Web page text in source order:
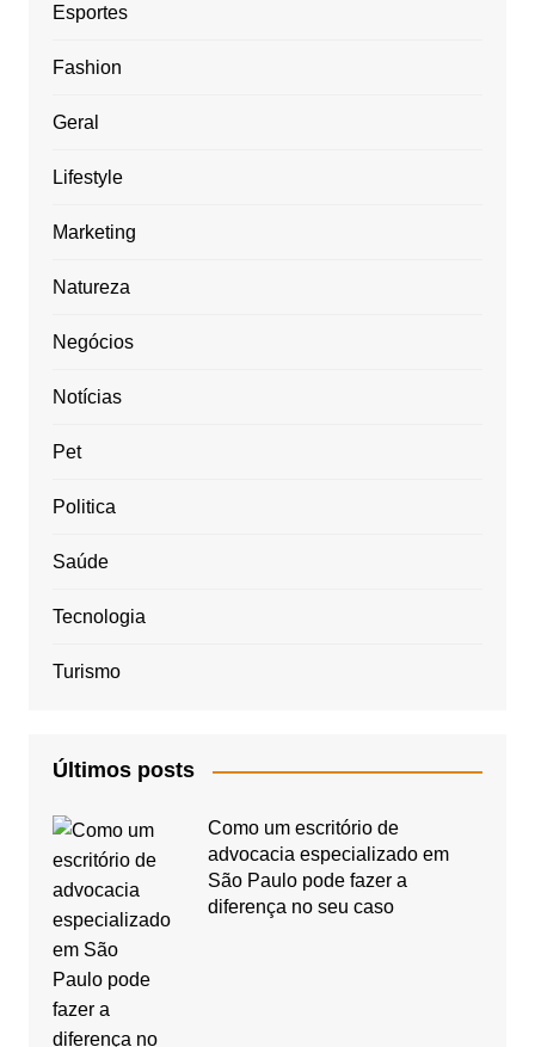
Esportes
Fashion
Geral
Lifestyle
Marketing
Natureza
Negócios
Notícias
Pet
Politica
Saúde
Tecnologia
Turismo
Últimos posts
Como um escritório de
advocacia especializado em
São Paulo pode fazer a
diferença no seu caso